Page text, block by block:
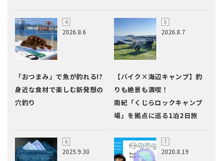
2026.8.6
「おつまみ」で魚が釣れる!?
身近な食材で楽しむ新発想の
穴釣り
2026.8.7
【バイク×海辺キャンプ】釣
りも絶景も満喫！
南紀「くじらロックキャンプ
場」を拠点に巡る1泊2日旅
2025.9.30 2020.8.19